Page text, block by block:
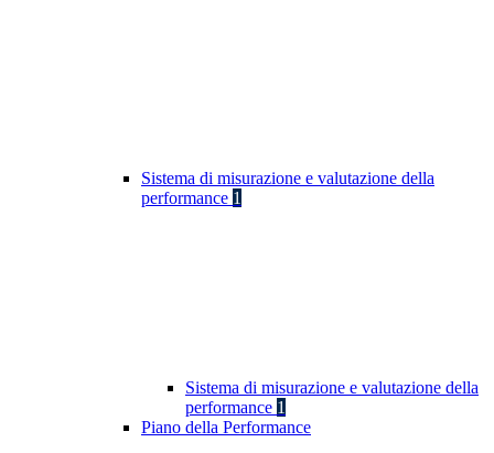
Sistema di misurazione e valutazione della
performance 1
Sistema di misurazione e valutazione della
performance 1
Piano della Performance